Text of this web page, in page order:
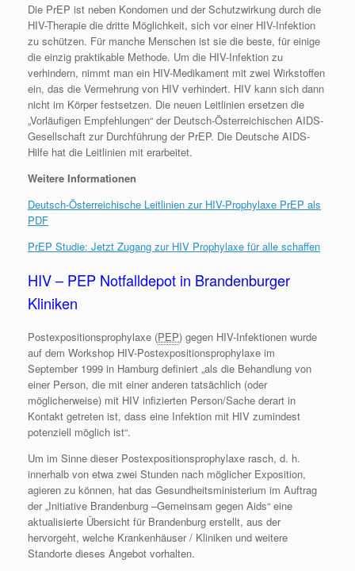
Die PrEP ist neben Kondomen und der Schutzwirkung durch die
HIV-Therapie die dritte Möglichkeit, sich vor einer HIV-Infektion
zu schützen. Für manche Menschen ist sie die beste, für einige
die einzig praktikable Methode. Um die HIV-Infektion zu
verhindern, nimmt man ein HIV-Medikament mit zwei Wirkstoffen
ein, das die Vermehrung von HIV verhindert. HIV kann sich dann
nicht im Körper festsetzen. Die neuen Leitlinien ersetzen die
„Vorläufigen Empfehlungen“ der Deutsch-Österreichischen AIDS-
Gesellschaft zur Durchführung der PrEP. Die Deutsche AIDS-
Hilfe hat die Leitlinien mit erarbeitet.
Weitere Informationen
Deutsch-Österreichische Leitlinien zur HIV-Prophylaxe PrEP als
PDF
PrEP Studie: Jetzt Zugang zur HIV Prophylaxe für alle schaffen
HIV – PEP Notfalldepot in Brandenburger
Kliniken
Postexpositionsprophylaxe (PEP) gegen HIV-Infektionen wurde
auf dem Workshop HIV-Postexpositionsprophylaxe im
September 1999 in Hamburg definiert „als die Behandlung von
einer Person, die mit einer anderen tatsächlich (oder
möglicherweise) mit HIV infizierten Person/Sache derart in
Kontakt getreten ist, dass eine Infektion mit HIV zumindest
potenziell möglich ist“.
Um im Sinne dieser Postexpositionsprophylaxe rasch, d. h.
innerhalb von etwa zwei Stunden nach möglicher Exposition,
agieren zu können, hat das Gesundheitsministerium im Auftrag
der „Initiative Brandenburg –Gemeinsam gegen Aids“ eine
aktualisierte Übersicht für Brandenburg erstellt, aus der
hervorgeht, welche Krankenhäuser / Kliniken und weitere
Standorte dieses Angebot vorhalten.